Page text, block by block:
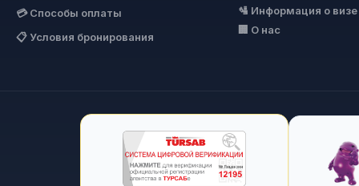
💳 Способы оплаты
📋 Условия бронирования
🛂 Информация о визе
🏢 О нас